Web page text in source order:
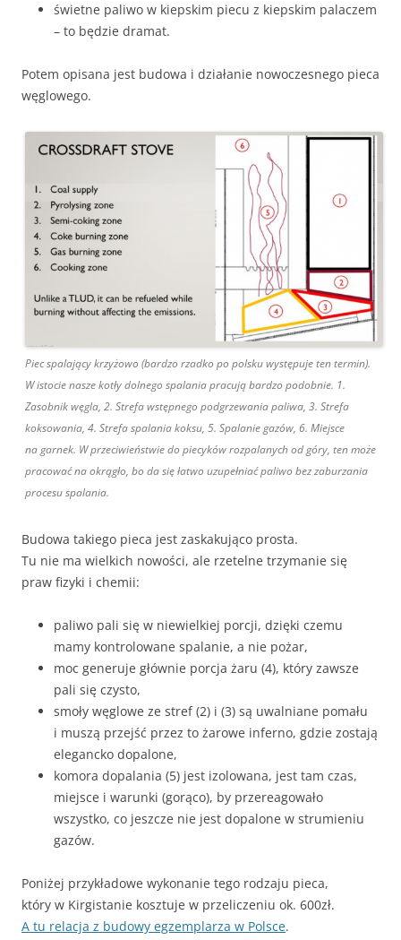
świetne paliwo w kiepskim piecu z kiepskim palaczem
– to będzie dramat.
Potem opisana jest budowa i działanie nowoczesnego pieca
węglowego.
Piec spalający krzyżowo (bardzo rzadko po polsku występuje ten termin).
W istocie nasze kotły dolnego spalania pracują bardzo podobnie. 1.
Zasobnik węgla, 2. Strefa wstępnego podgrzewania paliwa, 3. Strefa
koksowania, 4. Strefa spalania koksu, 5. Spalanie gazów, 6. Miejsce
na garnek. W przeciwieństwie do piecyków rozpalanych od góry, ten może
pracować na okrągło, bo da się łatwo uzupełniać paliwo bez zaburzania
procesu spalania.
Budowa takiego pieca jest zaskakująco prosta.
Tu nie ma wielkich nowości, ale rzetelne trzymanie się
praw fizyki i chemii:
paliwo pali się w niewielkiej porcji, dzięki czemu
mamy kontrolowane spalanie, a nie pożar,
moc generuje głównie porcja żaru (4), który zawsze
pali się czysto,
smoły węglowe ze stref (2) i (3) są uwalniane pomału
i muszą przejść przez to żarowe inferno, gdzie zostają
elegancko dopalone,
komora dopalania (5) jest izolowana, jest tam czas,
miejsce i warunki (gorąco), by przereagowało
wszystko, co jeszcze nie jest dopalone w strumieniu
gazów.
Poniżej przykładowe wykonanie tego rodzaju pieca,
który w Kirgistanie kosztuje w przeliczeniu ok. 600zł.
A tu relacja z budowy egzemplarza w Polsce.